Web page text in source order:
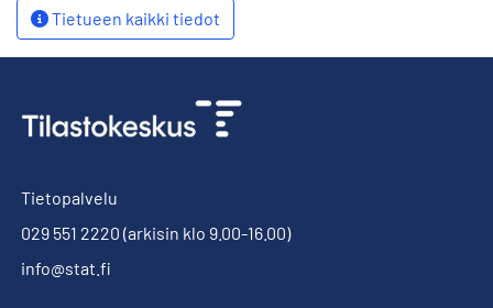
Tietueen kaikki tiedot
Tietopalvelu
029 551 2220 (arkisin klo 9.00-16.00)
info@stat.fi